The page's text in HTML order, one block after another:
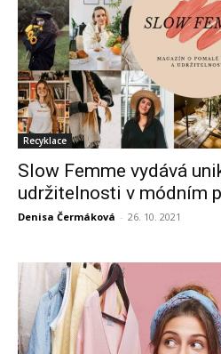
Recyklace
Slow Femme vydává
udržitelnosti v módním
Denisa Čermáková - 26. 10. 2021